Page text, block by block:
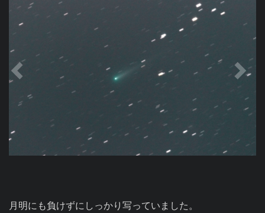
月明にも負けずにしっかり写っていました。